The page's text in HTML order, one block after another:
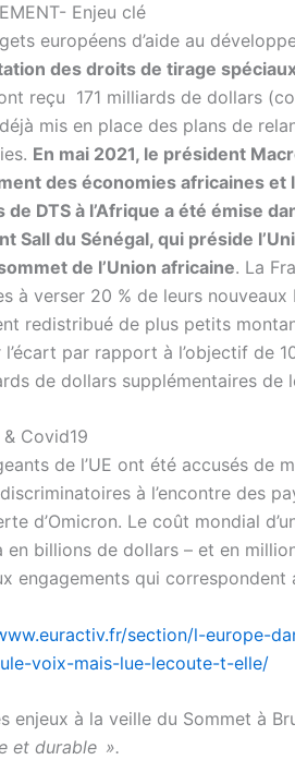
Enjeu clé
européens d’aide au
des droits de tirage
reçu 171 milliards de dollars
mis en place des plans de
En mai 2021, le président
des économies africaines et
de DTS à l’Afrique a été émise
Sall du Sénégal, qui préside
de l’Union africaine. La
à verser 20 % de leurs
redistribué de plus petits
l’écart par rapport à l’objectif de
de dollars supplémentaires de
& Covid19
de l’UE ont été accusés de
à l’encontre des
d’Omicron. Le coût mondial
en billions de dollars – et en
engagements qui correspondent
section/l-europe-
voix-mais-lue-lecoute-t-elle/
enjeux à la veille du Sommet à
et durable ».